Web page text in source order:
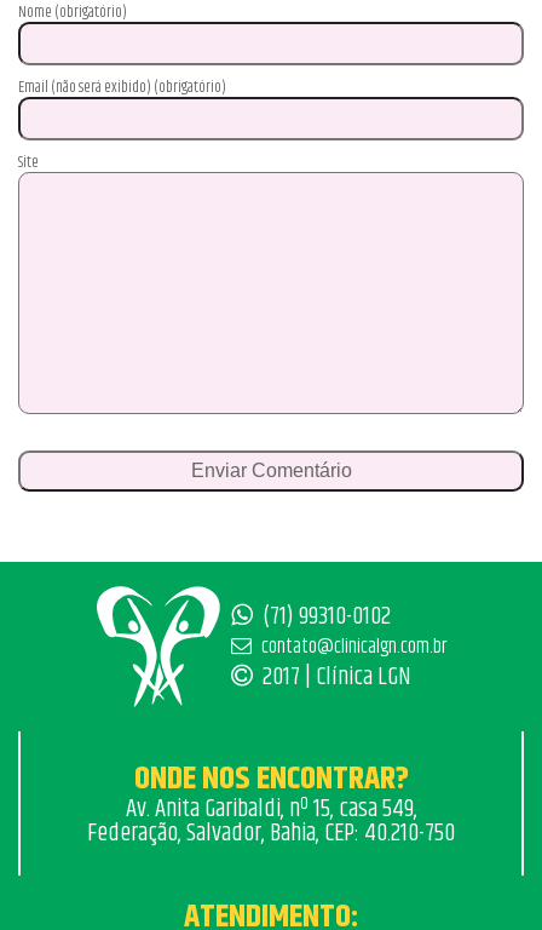
Nome (obrigatório)
Email (não será exibido) (obrigatório)
Site
(71) 99310-0102
contato@clinicalgn.com.br
2017 | Clínica LGN
ONDE NOS ENCONTRAR?
Av. Anita Garibaldi, nº 15, casa 549,
Federação, Salvador, Bahia, CEP: 40.210-750
ATENDIMENTO: